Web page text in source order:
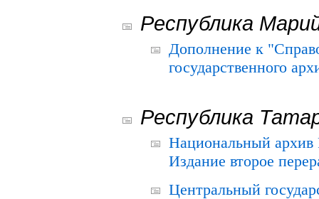
Республика
Дополнение к
государственного
Республика
Национальный архив
Издание второе
Центральный